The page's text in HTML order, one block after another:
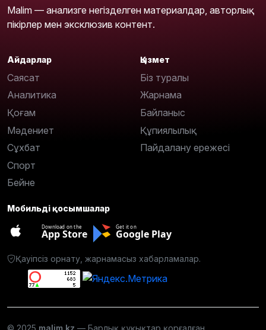
Malim — анализге негізделген материалдар, авторлық
пікірлер мен эксклюзив контент.
Айдарлар
Саясат
Аналитика
Қоғам
Мәдениет
Сұхбат
Спорт
Бейне
Қызмет
Біз туралы
Жарнама
Байланыс
Құпиялылық
Пайдалану ережесі
Мобильді қосымшалар
Download on the
App Store
Get it on
Google Play
Қауіпсіз орнату, жарнамасыз хабарламалар.
© 2025 malim.kz — Барлық құқықтар қорғалған.